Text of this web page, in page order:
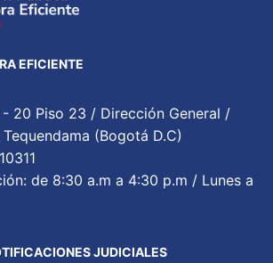
EFICIENTE
20 Piso 23 / Dirección General /
(Bogotá D.C)
de 8:30 a.m a 4:30 p.m / Lunes a
JUDICIALES